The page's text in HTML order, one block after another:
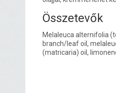
Összetevők
Melaleuca alternifolia
branch/leaf oil,
(matricaria) oil,